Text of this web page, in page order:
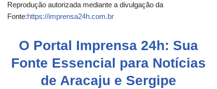
Reprodução autorizada mediante a divulgação da
Fonte:https://imprensa24h.com.br
O Portal Imprensa 24h: Sua
Fonte Essencial para Notícias
de Aracaju e Sergipe